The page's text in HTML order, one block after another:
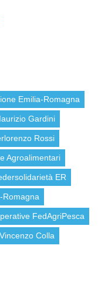
Emilia-Romagna
Gardini
Rossi
Agroalimentari
ER
Romagna
FedAgriPesca
Vincenzo Colla